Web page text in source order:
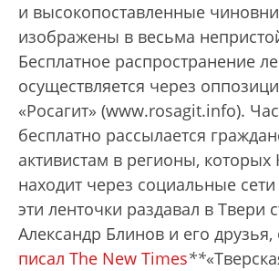
и высокопоставленные
изображены в весьма
Бесплатное распространение
осуществляется через
«Росагит» (www.rosagit.info).
бесплатно рассылается
активистам в регионы, которых
находит через социальные
эти ленточки раздавал в Твери
Александр Блинов и его
писал The New Times**